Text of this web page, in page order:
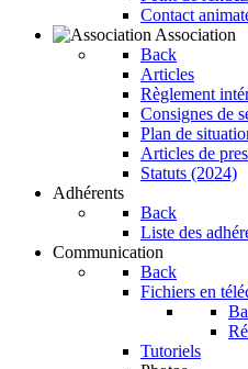
Contact
Association
Back
Articles
Règlement
Consignes de
Plan de
Articles de
Statuts (2024)
Adhérents
Back
Liste des
Communication
Back
Fichiers en
Tutoriels